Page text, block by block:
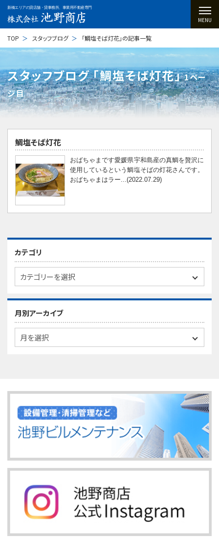
新橋エリアの貸店舗・貸事務所、事業用不動産専門
MENU
TOP スタッフブログ 「鯛塩そば灯花」の記事一覧
スタッフブログ ｢鯛塩そば灯花｣1ペー
ジ目
鯛塩そば灯花
おばちゃまです愛媛県宇和島産の真鯛を贅沢に
使用しているという鯛塩そばの灯花さんです。
おばちゃまはラー...(2022.07.29)
カテゴリ
月別アーカイブ